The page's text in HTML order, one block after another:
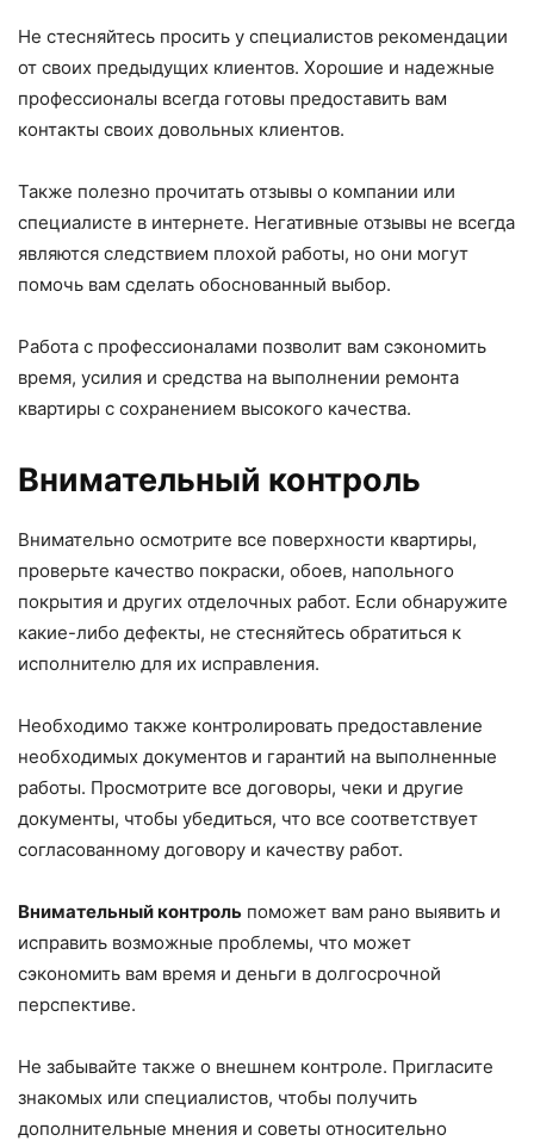
Не стесняйтесь просить у специалистов рекомендации
от своих предыдущих клиентов. Хорошие и надежные
профессионалы всегда готовы предоставить вам
контакты своих довольных клиентов.
Также полезно прочитать отзывы о компании или
специалисте в интернете. Негативные отзывы не всегда
являются следствием плохой работы, но они могут
помочь вам сделать обоснованный выбор.
Работа с профессионалами позволит вам сэкономить
время, усилия и средства на выполнении ремонта
квартиры с сохранением высокого качества.
Внимательный контроль
Внимательно осмотрите все поверхности квартиры,
проверьте качество покраски, обоев, напольного
покрытия и других отделочных работ. Если обнаружите
какие-либо дефекты, не стесняйтесь обратиться к
исполнителю для их исправления.
Необходимо также контролировать предоставление
необходимых документов и гарантий на выполненные
работы. Просмотрите все договоры, чеки и другие
документы, чтобы убедиться, что все соответствует
согласованному договору и качеству работ.
Внимательный контроль поможет вам рано выявить и
исправить возможные проблемы, что может
сэкономить вам время и деньги в долгосрочной
перспективе.
Не забывайте также о внешнем контроле. Пригласите
знакомых или специалистов, чтобы получить
дополнительные мнения и советы относительно